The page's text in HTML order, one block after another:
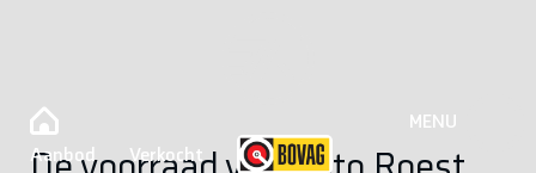
Aanbod Verkocht
MENU